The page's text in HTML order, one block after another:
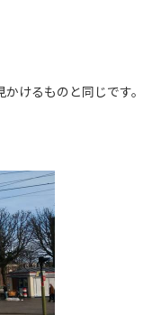
けるものと同じです。